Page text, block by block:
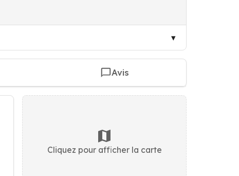
Avis
Cliquez pour afficher la carte